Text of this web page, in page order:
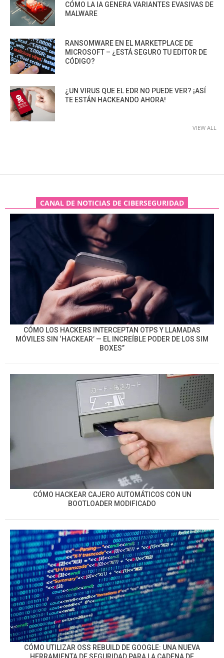
CÓMO LA IA GENERA VARIANTES EVASIVAS DE
MALWARE
RANSOMWARE EN EL MARKETPLACE DE
MICROSOFT – ¿ESTÁ SEGURO TU EDITOR DE
CÓDIGO?
¿UN VIRUS QUE EL EDR NO PUEDE VER? ¡ASÍ
TE ESTÁN HACKEANDO AHORA!
VIEW ALL
CANAL DE NOTICIAS DE CIBERSEGURIDAD
CÓMO LOS HACKERS INTERCEPTAN OTPS Y LLAMADAS
MÓVILES SIN ‘HACKEAR’ — EL INCREÍBLE PODER DE LOS SIM
BOXES”
CÓMO HACKEAR CAJERO AUTOMÁTICOS CON UN
BOOTLOADER MODIFICADO
CÓMO UTILIZAR OSS REBUILD DE GOOGLE: UNA NUEVA
HERRAMIENTA DE SEGURIDAD PARA LA CADENA DE